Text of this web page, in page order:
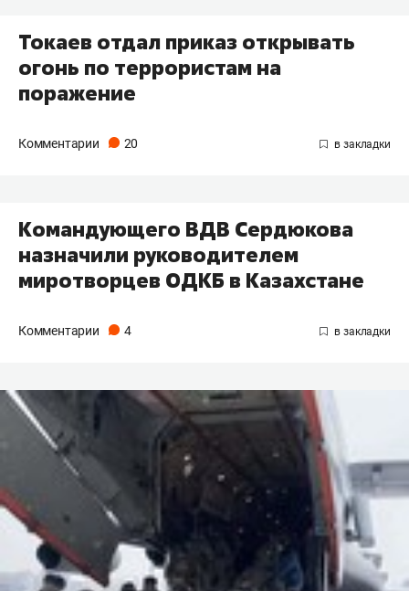
Токаев отдал приказ открывать
огонь по террористам на
поражение
Комментарии 20
Командующего ВДВ Сердюкова
назначили руководителем
миротворцев ОДКБ в Казахстане
Комментарии 4